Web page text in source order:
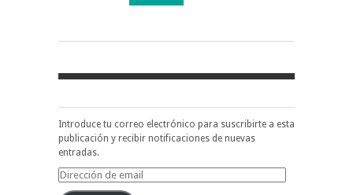
Introduce tu correo electrónico para suscribirte a esta
publicación y recibir notificaciones de nuevas
entradas.
Dirección